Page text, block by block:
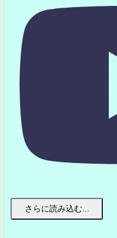
さらに読み込む...